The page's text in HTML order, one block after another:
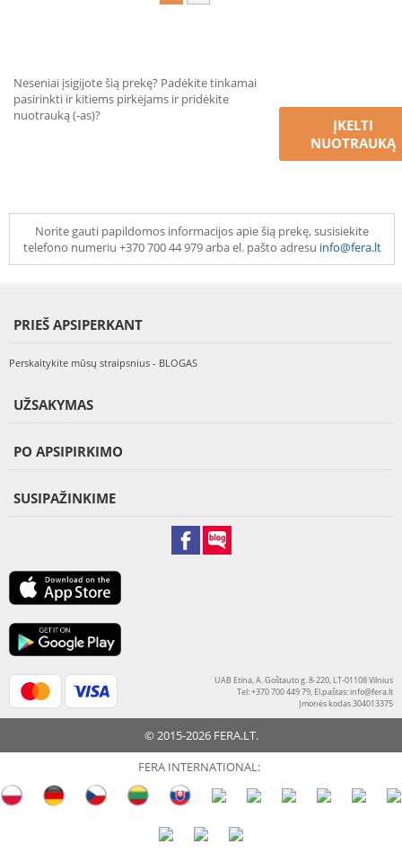
Neseniai įsigijote šią prekę? Padėkite tinkamai
pasirinkti ir kitiems pirkėjams ir pridėkite
nuotrauką (-as)?
ĮKELTI
NUOTRAUKĄ
Norite gauti papildomos informacijos apie šią prekę, susisiekite
telefono numeriu +370 700 44 979 arba el. pašto adresu info@fera.lt
PRIEŠ APSIPERKANT
Perskaitykite mūsų straipsnius - BLOGAS
UŽSAKYMAS
PO APSIPIRKIMO
SUSIPAŽINKIME
UAB Etina, A. Goštauto g. 8-220, LT-01108 Vilnius
Tel: +370 700 449 79, El.paštas:info@fera.lt
Įmonės kodas 304013375
© 2015-2026 FERA.LT.
FERA INTERNATIONAL: